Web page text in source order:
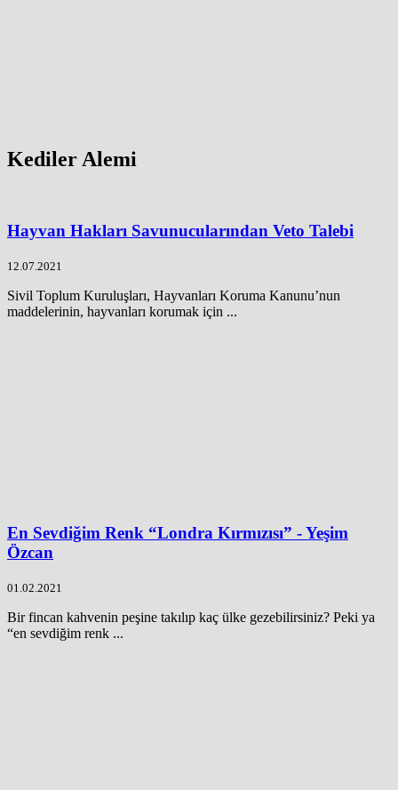
Kediler Alemi
Hayvan Hakları Savunucularından Veto Talebi
12.07.2021
Sivil Toplum Kuruluşları, Hayvanları Koruma Kanunu’nun
maddelerinin, hayvanları korumak için ...
En Sevdiğim Renk “Londra Kırmızısı” - Yeşim
Özcan
01.02.2021
Bir fincan kahvenin peşine takılıp kaç ülke gezebilirsiniz? Peki ya
“en sevdiğim renk ...